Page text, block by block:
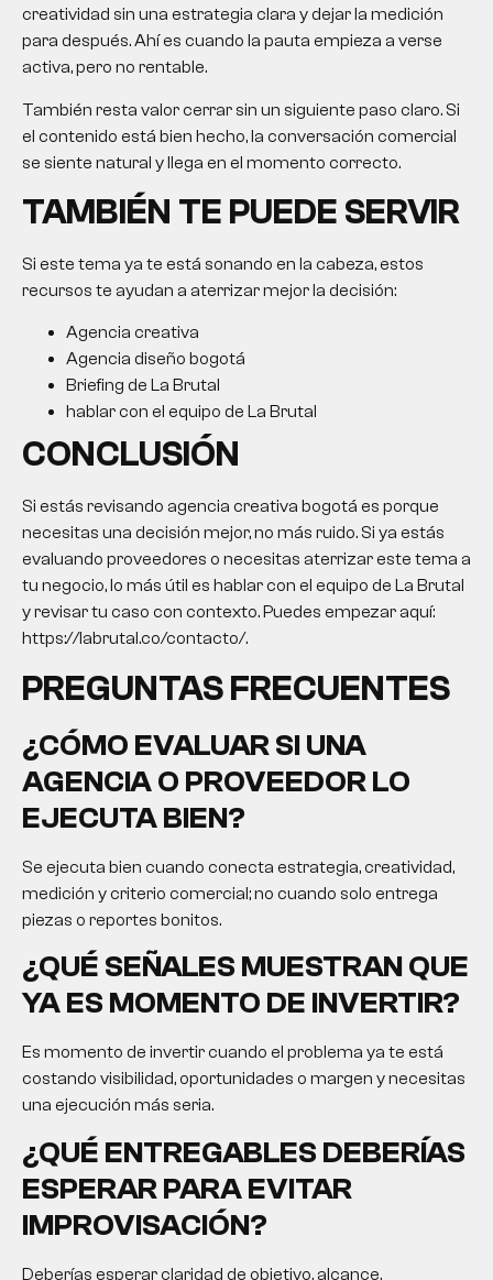
creatividad sin una estrategia clara y dejar la medición
para después. Ahí es cuando la pauta empieza a verse
activa, pero no rentable.
También resta valor cerrar sin un siguiente paso claro. Si
el contenido está bien hecho, la conversación comercial
se siente natural y llega en el momento correcto.
TAMBIÉN TE PUEDE SERVIR
Si este tema ya te está sonando en la cabeza, estos
recursos te ayudan a aterrizar mejor la decisión:
Agencia creativa
Agencia diseño bogotá
Briefing de La Brutal
hablar con el equipo de La Brutal
CONCLUSIÓN
Si estás revisando agencia creativa bogotá es porque
necesitas una decisión mejor, no más ruido. Si ya estás
evaluando proveedores o necesitas aterrizar este tema a
tu negocio, lo más útil es hablar con el equipo de La Brutal
y revisar tu caso con contexto. Puedes empezar aquí:
https://labrutal.co/contacto/.
PREGUNTAS FRECUENTES
¿CÓMO EVALUAR SI UNA
AGENCIA O PROVEEDOR LO
EJECUTA BIEN?
Se ejecuta bien cuando conecta estrategia, creatividad,
medición y criterio comercial; no cuando solo entrega
piezas o reportes bonitos.
¿QUÉ SEÑALES MUESTRAN QUE
YA ES MOMENTO DE INVERTIR?
Es momento de invertir cuando el problema ya te está
costando visibilidad, oportunidades o margen y necesitas
una ejecución más seria.
¿QUÉ ENTREGABLES DEBERÍAS
ESPERAR PARA EVITAR
IMPROVISACIÓN?
Deberías esperar claridad de objetivo, alcance,